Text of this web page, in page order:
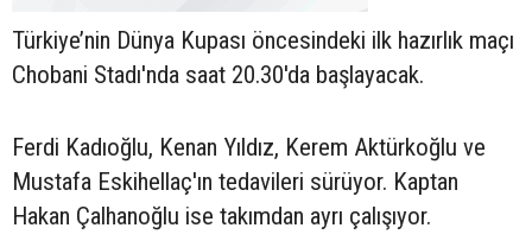
Türkiye’nin Dünya Kupası öncesindeki ilk hazırlık maçı
Chobani Stadı'nda saat 20.30'da başlayacak.
Ferdi Kadıoğlu, Kenan Yıldız, Kerem Aktürkoğlu ve
Mustafa Eskihellaç'ın tedavileri sürüyor. Kaptan
Hakan Çalhanoğlu ise takımdan ayrı çalışıyor.